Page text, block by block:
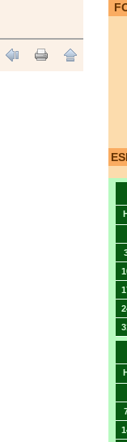
H
H